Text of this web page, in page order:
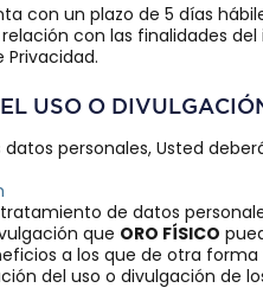
con un plazo de 5 días
con las finalidades
Privacidad.
USO O
datos personales, Usted
de datos
que ORO FÍSICO
a los que de otra
del uso o divulgación de